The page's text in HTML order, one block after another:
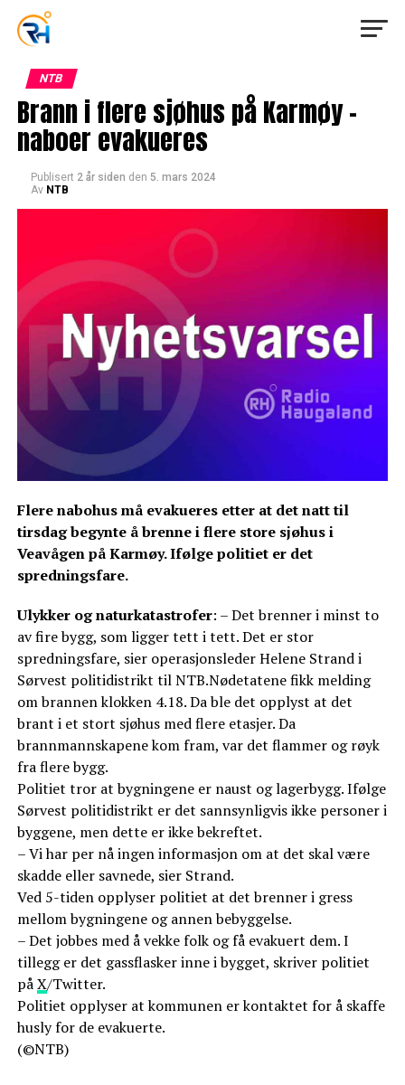
NTB
Brann i flere sjøhus på Karmøy –
naboer evakueres
Publisert 2 år siden den 5. mars 2024
Av NTB
Flere nabohus må evakueres etter at det natt til
tirsdag begynte å brenne i flere store sjøhus i
Veavågen på Karmøy. Ifølge politiet er det
spredningsfare.
Ulykker og naturkatastrofer: – Det brenner i minst to
av fire bygg, som ligger tett i tett. Det er stor
spredningsfare, sier operasjonsleder Helene Strand i
Sørvest politidistrikt til NTB.Nødetatene fikk melding
om brannen klokken 4.18. Da ble det opplyst at det
brant i et stort sjøhus med flere etasjer. Da
brannmannskapene kom fram, var det flammer og røyk
fra flere bygg.
Politiet tror at bygningene er naust og lagerbygg. Ifølge
Sørvest politidistrikt er det sannsynligvis ikke personer i
byggene, men dette er ikke bekreftet.
– Vi har per nå ingen informasjon om at det skal være
skadde eller savnede, sier Strand.
Ved 5-tiden opplyser politiet at det brenner i gress
mellom bygningene og annen bebyggelse.
– Det jobbes med å vekke folk og få evakuert dem. I
tillegg er det gassflasker inne i bygget, skriver politiet
påX/Twitter.
Politiet opplyser at kommunen er kontaktet for å skaffe
husly for de evakuerte.
(©NTB)